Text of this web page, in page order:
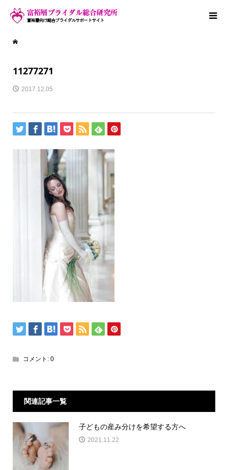
11277271
2017.12.05
コメント: 0
関連記事一覧
子どもの産み分けを希望する方へ
2021.11.22